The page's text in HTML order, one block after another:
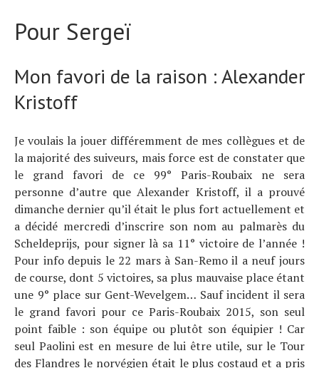
Pour Sergeï
Mon favori de la raison : Alexander
Kristoff
Je voulais la jouer différemment de mes collègues et de
la majorité des suiveurs, mais force est de constater que
le grand favori de ce 99° Paris-Roubaix ne sera
personne d’autre que Alexander Kristoff, il a prouvé
dimanche dernier qu’il était le plus fort actuellement et
a décidé mercredi d’inscrire son nom au palmarès du
Scheldeprijs, pour signer là sa 11° victoire de l’année !
Pour info depuis le 22 mars à San-Remo il a neuf jours
de course, dont 5 victoires, sa plus mauvaise place étant
une 9° place sur Gent-Wevelgem… Sauf incident il sera
le grand favori pour ce Paris-Roubaix 2015, son seul
point faible : son équipe ou plutôt son équipier ! Car
seul Paolini est en mesure de lui être utile, sur le Tour
des Flandres le norvégien était le plus costaud et a pris